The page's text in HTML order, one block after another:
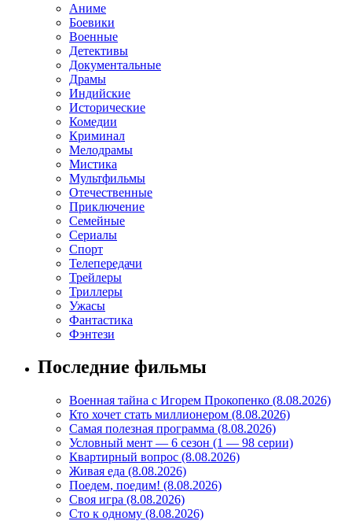
Аниме
Боевики
Военные
Детективы
Документальные
Драмы
Индийские
Исторические
Комедии
Криминал
Мелодрамы
Мистика
Мультфильмы
Отечественные
Приключение
Семейные
Сериалы
Спорт
Телепередачи
Трейлеры
Триллеры
Ужасы
Фантастика
Фэнтези
Последние фильмы
Военная тайна с Игорем Прокопенко (8.08.2026)
Кто хочет стать миллионером (8.08.2026)
Самая полезная программа (8.08.2026)
Условный мент — 6 сезон (1 — 98 серии)
Квартирный вопрос (8.08.2026)
Живая еда (8.08.2026)
Поедем, поедим! (8.08.2026)
Своя игра (8.08.2026)
Сто к одному (8.08.2026)